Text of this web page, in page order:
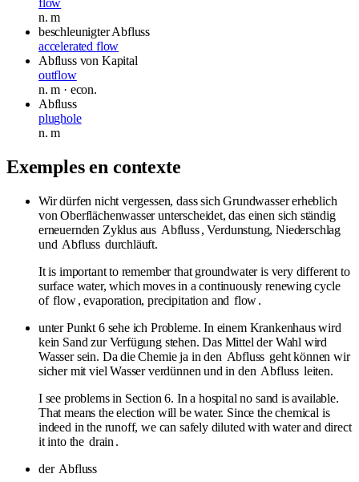
n.m
beschleunigter Abfluss
accelerated flow
Abfluss von Kapital
outflow
n.m · econ.
Abfluss
plughole
n.m
Exemples en contexte
Wir dürfen nicht vergessen, dass sich Grundwasser erheblich
von Oberflächenwasser unterscheidet, das einen sich ständig
erneuernden Zyklus aus Abfluss, Verdunstung, Niederschlag
und Abfluss durchläuft.
It is important to remember that groundwater is very different to
surface water, which moves in a continuously renewing cycle
of flow, evaporation, precipitation and flow.
unter Punkt 6 sehe ich Probleme. In einem Krankenhaus wird
kein Sand zur Verfügung stehen. Das Mittel der Wahl wird
Wasser sein. Da die Chemie ja in den Abfluss geht können wir
sicher mit viel Wasser verdünnen und in den Abfluss leiten.
I see problems in Section 6. In a hospital no sand is available.
That means the election will be water. Since the chemical is
indeed in the runoff, we can safely diluted with water and direct
it into the drain .
der Abfluss